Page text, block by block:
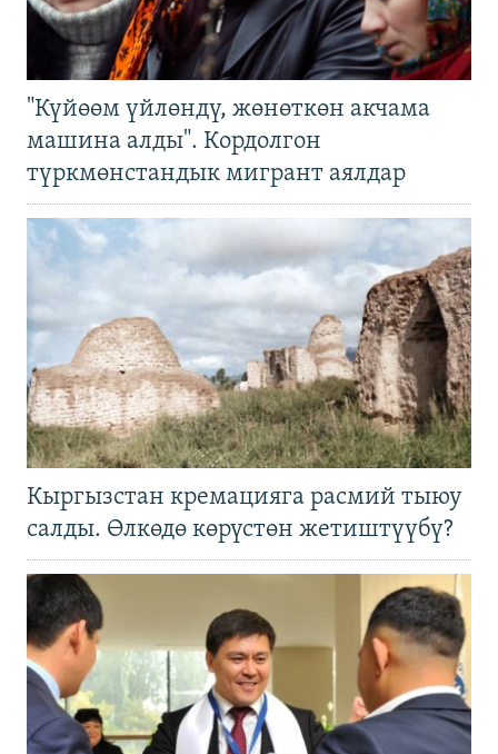
"Күйөөм үйлөндү, жөнөткөн акчама
машина алды". Кордолгон
түркмөнстандык мигрант аялдар
Кыргызстан кремацияга расмий тыюу
салды. Өлкөдө көрүстөн жетиштүүбү?